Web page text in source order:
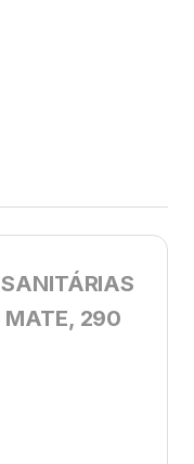
MATE, 290